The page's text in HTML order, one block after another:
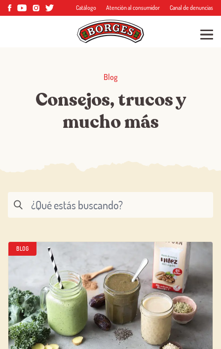
Catálogo Atención al consumidor Canal de denuncias
Blog
Consejos, trucos y
mucho más
BLOG